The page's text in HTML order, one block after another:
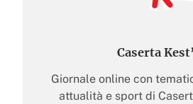
Caserta
Giornale online con
attualità e sport di